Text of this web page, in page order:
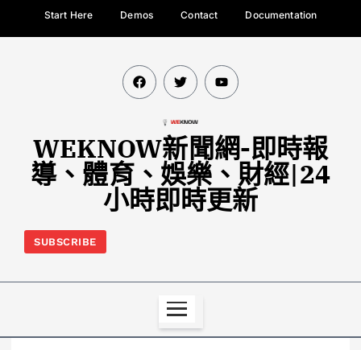
Start Here Demos Contact Documentation
WEKNOW新聞網-即時報
導、體育、娛樂、財經|24
小時即時更新
SUBSCRIBE